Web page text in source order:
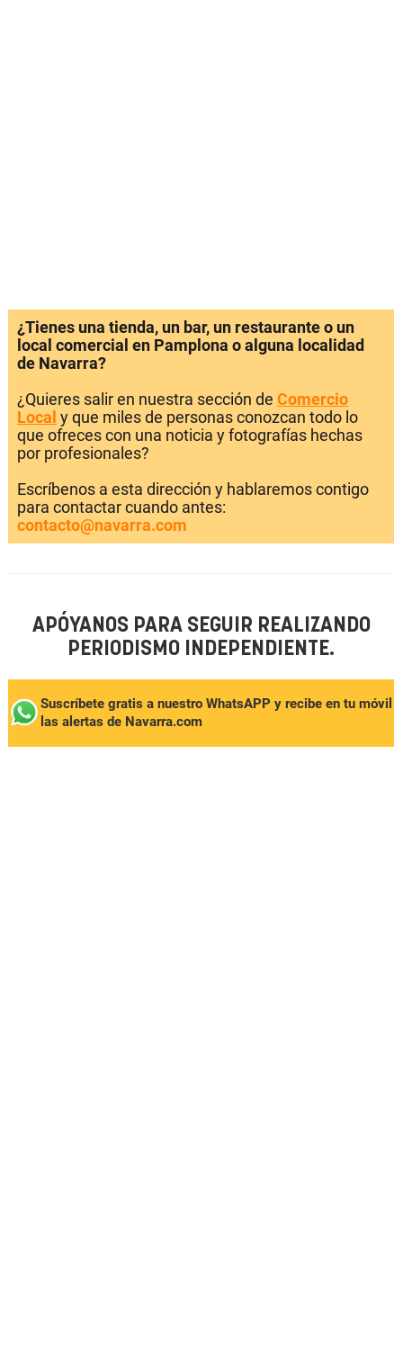
¿Tienes una tienda, un bar, un restaurante o un
local comercial en Pamplona o alguna localidad
de Navarra?
¿Quieres salir en nuestra sección de Comercio
Local y que miles de personas conozcan todo lo
que ofreces con una noticia y fotografías hechas
por profesionales?
Escríbenos a esta dirección y hablaremos contigo
para contactar cuando antes:
contacto@navarra.com
APÓYANOS PARA SEGUIR REALIZANDO
PERIODISMO INDEPENDIENTE.
Suscríbete gratis a nuestro WhatsAPP y recibe en tu móvil
las alertas de Navarra.com